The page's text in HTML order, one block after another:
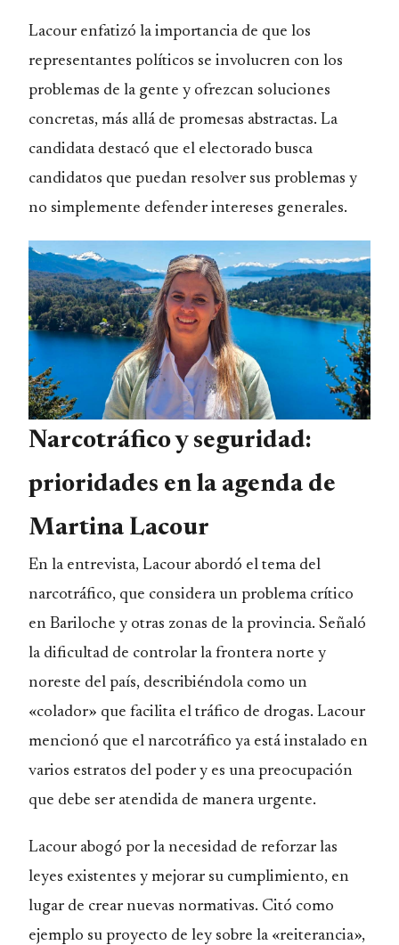
Lacour enfatizó la importancia de que los
representantes políticos se involucren con los
problemas de la gente y ofrezcan soluciones
concretas, más allá de promesas abstractas. La
candidata destacó que el electorado busca
candidatos que puedan resolver sus problemas y
no simplemente defender intereses generales.
Narcotráfico y seguridad:
prioridades en la agenda de
Martina Lacour
En la entrevista, Lacour abordó el tema del
narcotráfico, que considera un problema crítico
en Bariloche y otras zonas de la provincia. Señaló
la dificultad de controlar la frontera norte y
noreste del país, describiéndola como un
«colador» que facilita el tráfico de drogas. Lacour
mencionó que el narcotráfico ya está instalado en
varios estratos del poder y es una preocupación
que debe ser atendida de manera urgente.
Lacour abogó por la necesidad de reforzar las
leyes existentes y mejorar su cumplimiento, en
lugar de crear nuevas normativas. Citó como
ejemplo su proyecto de ley sobre la «reiterancia»,